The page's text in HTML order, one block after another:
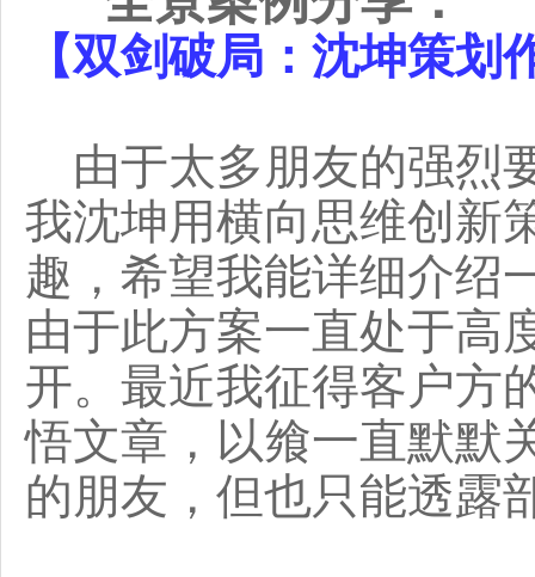
【双剑破局：沈坤策划
由于太多朋友的强烈
我沈坤用横向思维创新
趣，希望我能详细介绍
由于此方案一直处于高
开。最近我征得客户方
悟文章，以飨一直默默
的朋友，但也只能透露